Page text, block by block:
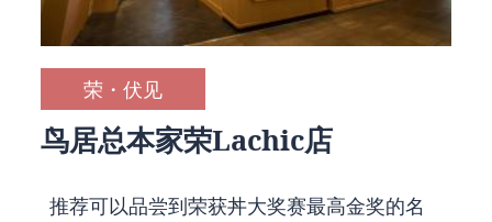
荣・伏见
鸟居总本家荣Lachic店
推荐可以品尝到荣获丼大奖赛最高金奖的名